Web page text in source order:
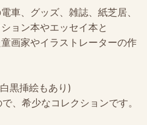
車、グッズ、雑誌、紙芝居、
ョン本やエッセイ本と
画家やイラストレーターの作
黒挿絵もあり)
希少なコレクションです。